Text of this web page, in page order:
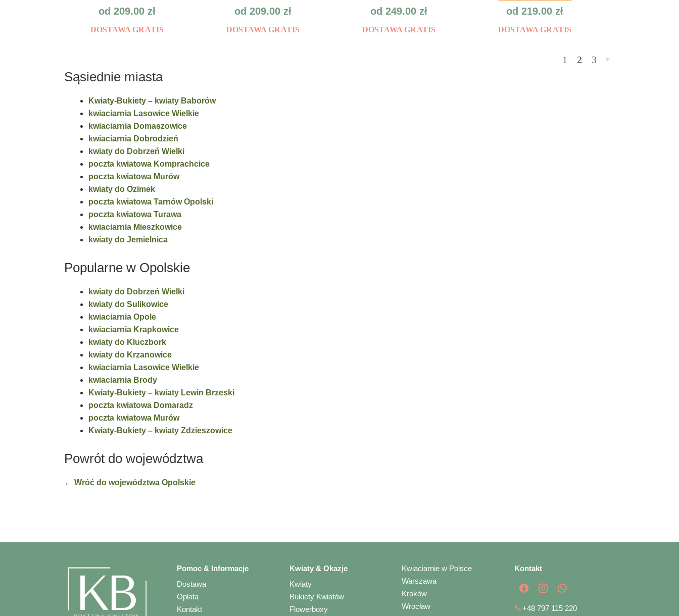
od 209.00 zł
DOSTAWA GRATIS
od 209.00 zł
DOSTAWA GRATIS
od 249.00 zł
DOSTAWA GRATIS
od 219.00 zł
DOSTAWA GRATIS
1 2 3 »
Sąsiednie miasta
Kwiaty-Bukiety – kwiaty Baborów
kwiaciarnia Lasowice Wielkie
kwiaciarnia Domaszowice
kwiaciarnia Dobrodzień
kwiaty do Dobrzeń Wielki
poczta kwiatowa Komprachcice
poczta kwiatowa Murów
kwiaty do Ozimek
poczta kwiatowa Tarnów Opolski
poczta kwiatowa Turawa
kwiaciarnia Mieszkowice
kwiaty do Jemielnica
Popularne w Opolskie
kwiaty do Dobrzeń Wielki
kwiaty do Sulikowice
kwiaciarnia Opole
kwiaciarnia Krapkowice
kwiaty do Kluczbork
kwiaty do Krzanowice
kwiaciarnia Lasowice Wielkie
kwiaciarnia Brody
Kwiaty-Bukiety – kwiaty Lewin Brzeski
poczta kwiatowa Domaradz
poczta kwiatowa Murów
Kwiaty-Bukiety – kwiaty Zdzieszowice
Powrót do województwa
← Wróć do województwa Opolskie
Pomoc & Informacje
Dostawa
Opłata
Kontakt
Kwiaty & Okazje
Kwiaty
Bukiety Kwiatów
Flowerboxy
Kwiaciarnie w Polsce
Warszawa
Kraków
Wrocław
Kontakt
📞+48 797 115 220